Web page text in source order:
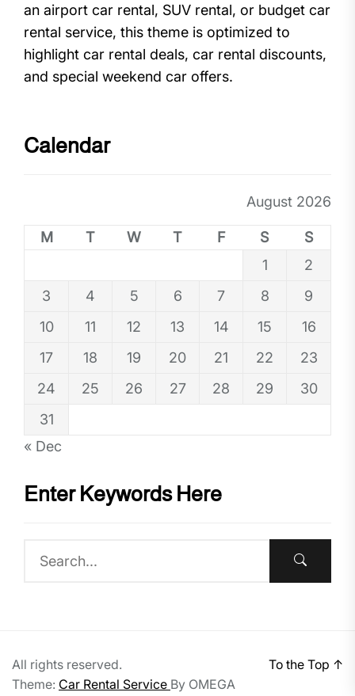
an airport car rental, SUV rental, or budget car
rental service, this theme is optimized to
highlight car rental deals, car rental discounts,
and special weekend car offers.
Calendar
August 2026
M T W T F S
S
1
2
3
4 5 6 7 8
9
10
11 12 13 14 15
16
17
18 19 20 21 22
23
24
25 26 27 28 29
30
31
« Dec
Enter Keywords Here
All rights reserved.
Theme: Car Rental Service By OMEGA
To the Top ↑